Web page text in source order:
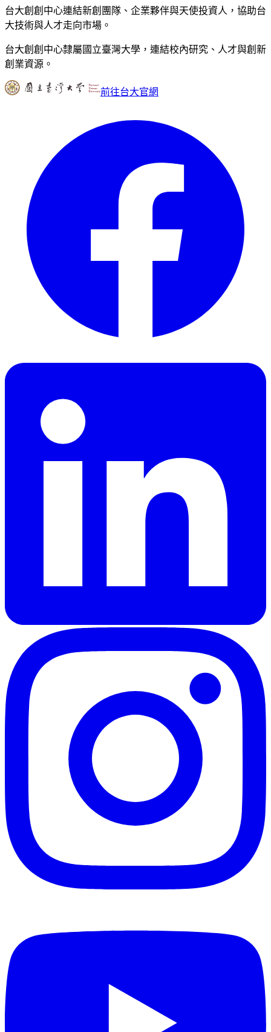
台大創創中心連結新創團隊、企業夥伴與天使投資人，協助台
大技術與人才走向市場。
台大創創中心隸屬國立臺灣大學，連結校內研究、人才與創新
創業資源。
前往台大官網